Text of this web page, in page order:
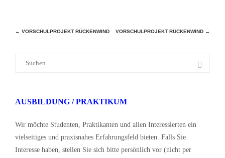
Beitragsnavigation
← VORSCHULPROJEKT RÜCKENWIND VORSCHULPROJEKT RÜCKENWIND →
Suche
AUSBILDUNG / PRAKTIKUM
Wir möchte Studenten, Praktikanten und allen Interessierten ein
vielseitiges und praxisnahes Erfahrungsfeld bieten. Falls Sie
Interesse haben, stellen Sie sich bitte persönlich vor (nicht per